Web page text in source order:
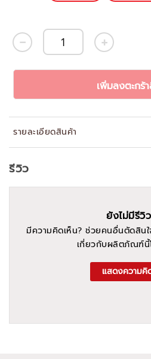
เพิ่มลงตะกร้
รายละเอียดสินค้า
รีวิว
ยังไม่มีรีวิ
มีความคิดเห็น? ช่วยคนอื่นตัดสิน
เกี่ยวกับผลิตภัณฑ์นี้
แสดงความคิ